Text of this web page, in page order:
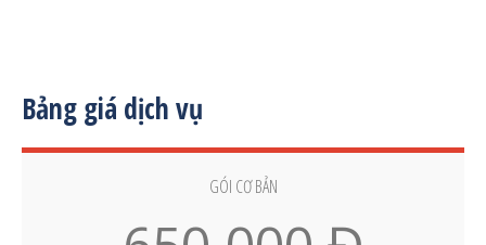
Bảng giá dịch vụ
GÓI CƠ BẢN